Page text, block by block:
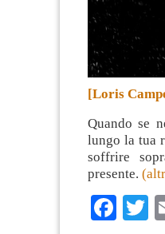
[Loris
Quando se
lungo la tua
soffrire
presente.